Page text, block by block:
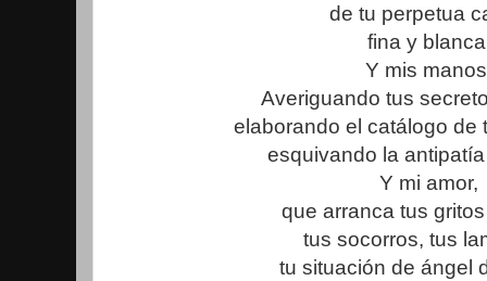
de tu perpetua
fina y
Y mis
Averiguando tus
elaborando el catálogo de
esquivando la
Y mi amor,
que arranca tus
tus socorros, tus
tu situación de ángel